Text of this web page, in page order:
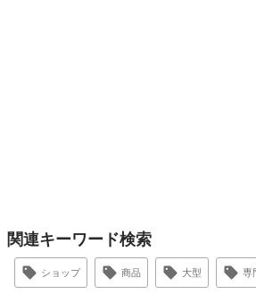
関連キーワード検索
ショップ 商品 大型 専